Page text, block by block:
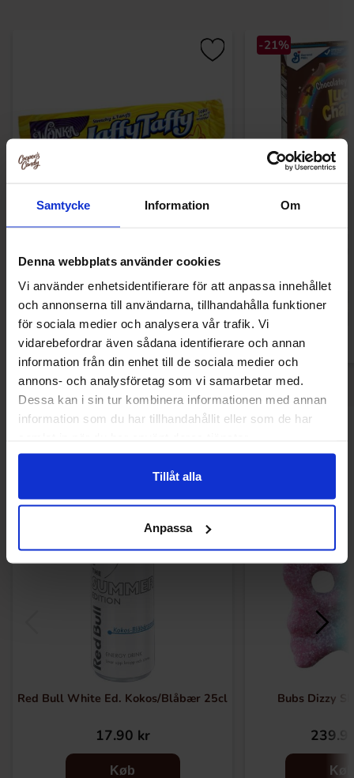
Samtycke Information Om
Denna webbplats använder cookies
Vi använder enhetsidentifierare för att anpassa innehållet
och annonserna till användarna, tillhandahålla funktioner
för sociala medier och analysera vår trafik. Vi
vidarebefordrar även sådana identifierare och annan
information från din enhet till de sociala medier och
annons- och analysföretag som vi samarbetar med.
Dessa kan i sin tur kombinera informationen med annan
information som du har tillhandahållit eller som de har
Tillåt alla
Anpassa
Køb
-21%
Red Bull White Ed. Kokos/Blåbær 25cl
17.90 kr
Køb
Bubs Dizzy
Køb